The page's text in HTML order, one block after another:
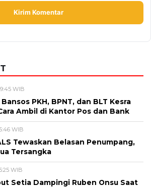
WIB
PKH, BPNT, dan BLT Kesra
Ambil di Kantor Pos dan Bank
WIB
Tewaskan Belasan Penumpang,
Tersangka
WIB
Setia Dampingi Ruben Onsu Saat